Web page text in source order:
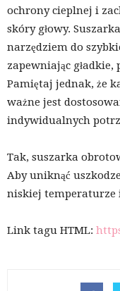
ochrony cieplnej i
skóry głowy.
narzędziem do
zapewniając
Pamiętaj jednak, że
ważne jest
indywidualnych
Tak, suszarka
Aby uniknąć
niskiej temperaturze
Link tagu HTML: